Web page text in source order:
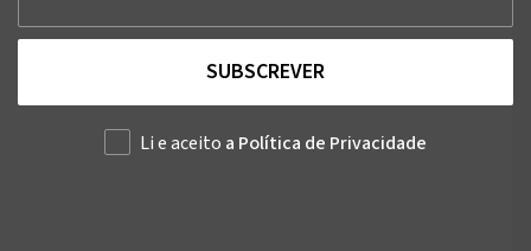
SUBSCREVER
Li e aceito a Política de Privacidade